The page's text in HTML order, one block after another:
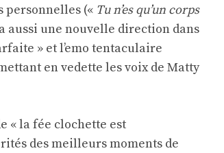
personnelles (« Tu n’es qu’un corps
aussi une nouvelle direction dans
» et l’emo tentaculaire
en vedette les voix de Matty
« la fée clochette est
des meilleurs moments de